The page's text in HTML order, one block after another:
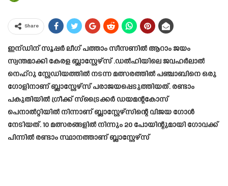
Share
ഇന്ഡിന് സൂപ്പർ ലീഗ് പത്താം സീസണിൽ ആറാം ജയം
സ്വന്തമാക്കി കേരള ബ്ലാസ്റ്റേഴ്‌സ് .ഡൽഹിയിലെ ജവഹർലാൽ
നെഹ്റു സ്റ്റേഡിയത്തിൽ നടന്ന മത്സരത്തിൽ പഞ്ചാബിനെ ഒരു
ഗോളിനാണ് ബ്ലാസ്റ്റേഴ്‌സ് പരാജയപ്പെടുത്തിയത്. രണ്ടാം
പകുതിയിൽ ഗ്രീക്ക് സ്‌ട്രൈക്കർ ഡയമന്റകോസ്
പെനാൽറ്റിയിൽ നിന്നാണ് ബ്ലാസ്റ്റേഴ്സിന്റെ വിജയ ഗോൾ
നേടിയത്. 10 മത്സരങ്ങളിൽ നിന്നും 20 പോയിന്റുമായി ഗോവക്ക്
പിന്നിൽ രണ്ടാം സ്ഥാനത്താണ് ബ്ലാസ്റ്റേഴ്‌സ്